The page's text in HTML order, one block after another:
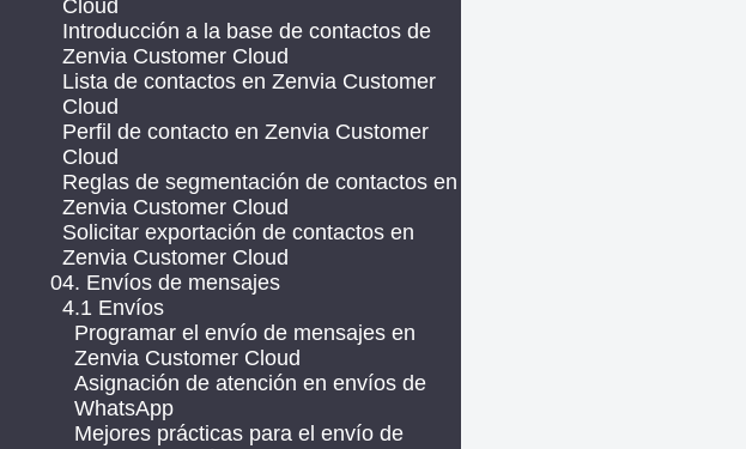
Cloud
Introducción a la base de contactos de
Zenvia Customer Cloud
Lista de contactos en Zenvia Customer
Cloud
Perfil de contacto en Zenvia Customer
Cloud
Reglas de segmentación de contactos en
Zenvia Customer Cloud
Solicitar exportación de contactos en
Zenvia Customer Cloud
04. Envíos de mensajes
4.1 Envíos
Programar el envío de mensajes en
Zenvia Customer Cloud
Asignación de atención en envíos de
WhatsApp
Mejores prácticas para el envío de